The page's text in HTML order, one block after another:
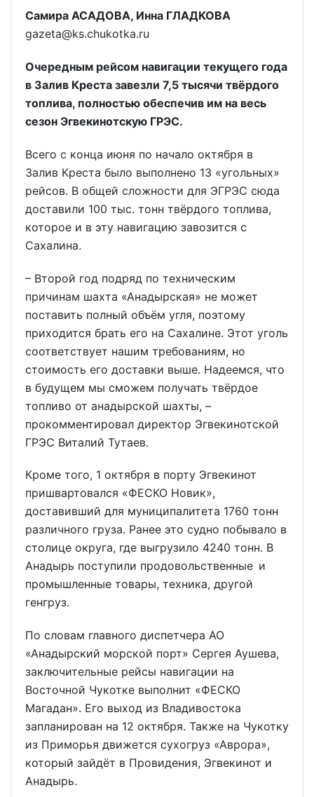
Самира АСАДОВА, Инна ГЛАДКОВА
gazeta@ks.chukotka.ru
Очередным рейсом навигации текущего года
в Залив Креста завезли 7,5 тысячи твёрдого
топлива, полностью обеспечив им на весь
сезон Эгвекинотскую ГРЭС.
Всего с конца июня по начало октября в
Залив Креста было выполнено 13 «угольных»
рейсов. В общей сложности для ЭГРЭС сюда
доставили 100 тыс. тонн твёрдого топлива,
которое и в эту навигацию завозится с
Сахалина.
– Второй год подряд по техническим
причинам шахта «Анадырская» не может
поставить полный объём угля, поэтому
приходится брать его на Сахалине. Этот уголь
соответствует нашим требованиям, но
стоимость его доставки выше. Надеемся, что
в будущем мы сможем получать твёрдое
топливо от анадырской шахты, –
прокомментировал директор Эгвекинотской
ГРЭС Виталий Тутаев.
Кроме того, 1 октября в порту Эгвекинот
пришвартовался «ФЕСКО Новик»,
доставивший для муниципалитета 1760 тонн
различного груза. Ранее это судно побывало в
столице округа, где выгрузило 4240 тонн. В
Анадырь поступили продовольственные и
промышленные товары, техника, другой
генгруз.
По словам главного диспетчера АО
«Анадырский морской порт» Сергея Аушева,
заключительные рейсы навигации на
Восточной Чукотке выполнит «ФЕСКО
Магадан». Его выход из Владивостока
запланирован на 12 октября. Также на Чукотку
из Приморья движется сухогруз «Аврора»,
который зайдёт в Провидения, Эгвекинот и
Анадырь.